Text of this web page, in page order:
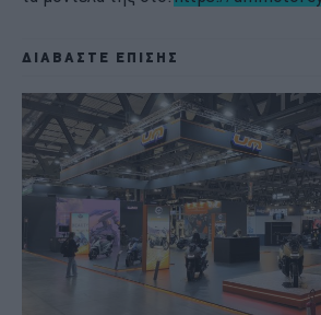
ΔΙΑΒΑΣΤΕ ΕΠΙΣΗΣ